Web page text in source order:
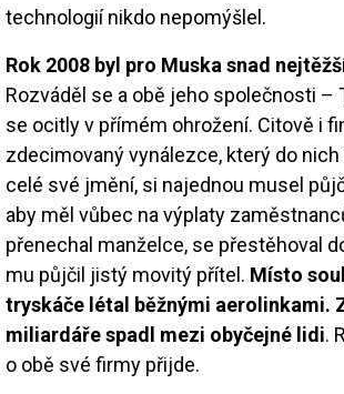
technologií nikdo nepomýšlel.
Rok 2008 byl pro Muska snad
Rozváděl se a obě jeho společnosti –
se ocitly v přímém ohrožení. Citově i
zdecimovaný vynálezce, který do
celé své jmění, si najednou musel
aby měl vůbec na výplaty
přenechal manželce, se přestěhoval
mu půjčil jistý movitý přítel. Místo
tryskáče létal běžnými aerolinkami.
miliardáře spadl mezi obyčejné lidi.
o obě své firmy přijde.